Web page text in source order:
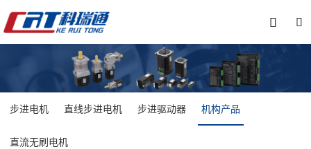


步进电机 直线步进电机 步进驱动器 机构产品
直流无刷电机